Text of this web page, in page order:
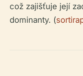
což zajišťuje její
dominanty. (